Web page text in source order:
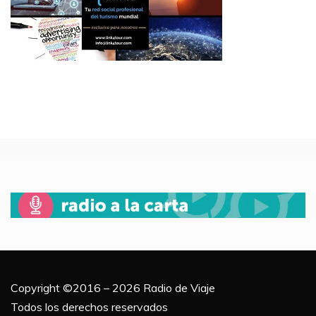
Copyright ©2016 – 2026 Radio de Viaje
Todos los derechos reservados